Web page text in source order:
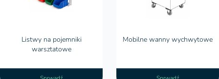
Listwy na pojemniki
warsztatowe
Mobilne wanny wychwytowe